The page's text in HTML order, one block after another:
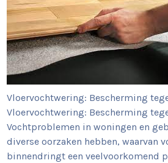
Vloervochtwering: Bescherming
Vloervochtwering: Bescherming
Vochtproblemen in woningen en
diverse oorzaken hebben, waarvan
binnendringt een veelvoorkomend